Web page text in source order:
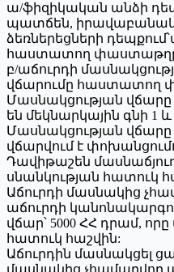
ա/ֆիզիկական անձի
պատճեն,
ձեռներեցների
հաստատող
բ/աճուրդի
վճարումը հաստատող
Մասնակցության
են մեկնարկային գնի 1
Մասնակցության
վճարվում է
Դավիթաշեն
սնանկության հատուկ
Աճուրդի մասնակից
աճուրդի
վճար՝ 5000 ՀՀ դրամ,
հատուկ հաշվին:
Աճուրդին մասնակցել
մասնակից չհամարվող